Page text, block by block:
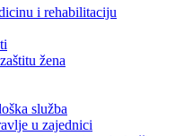
i rehabilitaciju
žena
služba
u zajednici